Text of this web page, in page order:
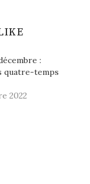
:
quatre-temps
2022